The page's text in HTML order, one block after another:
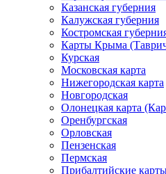
Казанская губерния
Калужская губерния
Костромская
Карты Крыма
Курская
Московская карта
Нижегородская карта
Новгородская
Олонецкая карта
Оренбургская
Орловская
Пензенская
Пермская
Прибалтийские